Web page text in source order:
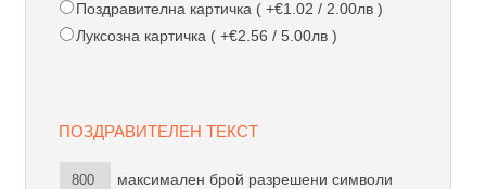
Поздравителна картичка ( +€1.02 / 2.00лв )
Луксозна картичка ( +€2.56 / 5.00лв )
ПОЗДРАВИТЕЛЕН ТЕКСТ
максимален брой разрешени символи